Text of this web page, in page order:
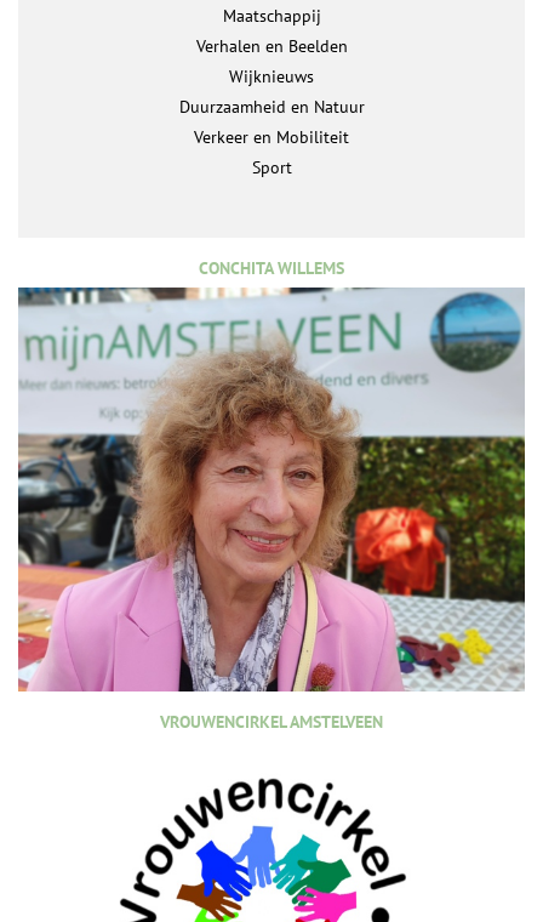
Maatschappij
Verhalen en Beelden
Wijknieuws
Duurzaamheid en Natuur
Verkeer en Mobiliteit
Sport
CONCHITA WILLEMS
VROUWENCIRKEL AMSTELVEEN